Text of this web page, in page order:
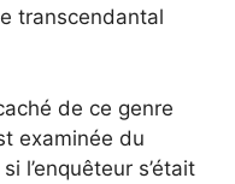
transcendantal
de ce genre
examinée du
l’enquêteur s’était